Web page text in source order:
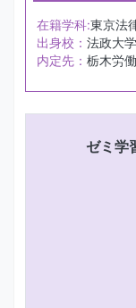
在籍学科:東京法
出身校： 法政大
内定先： 栃木労
ゼミ学